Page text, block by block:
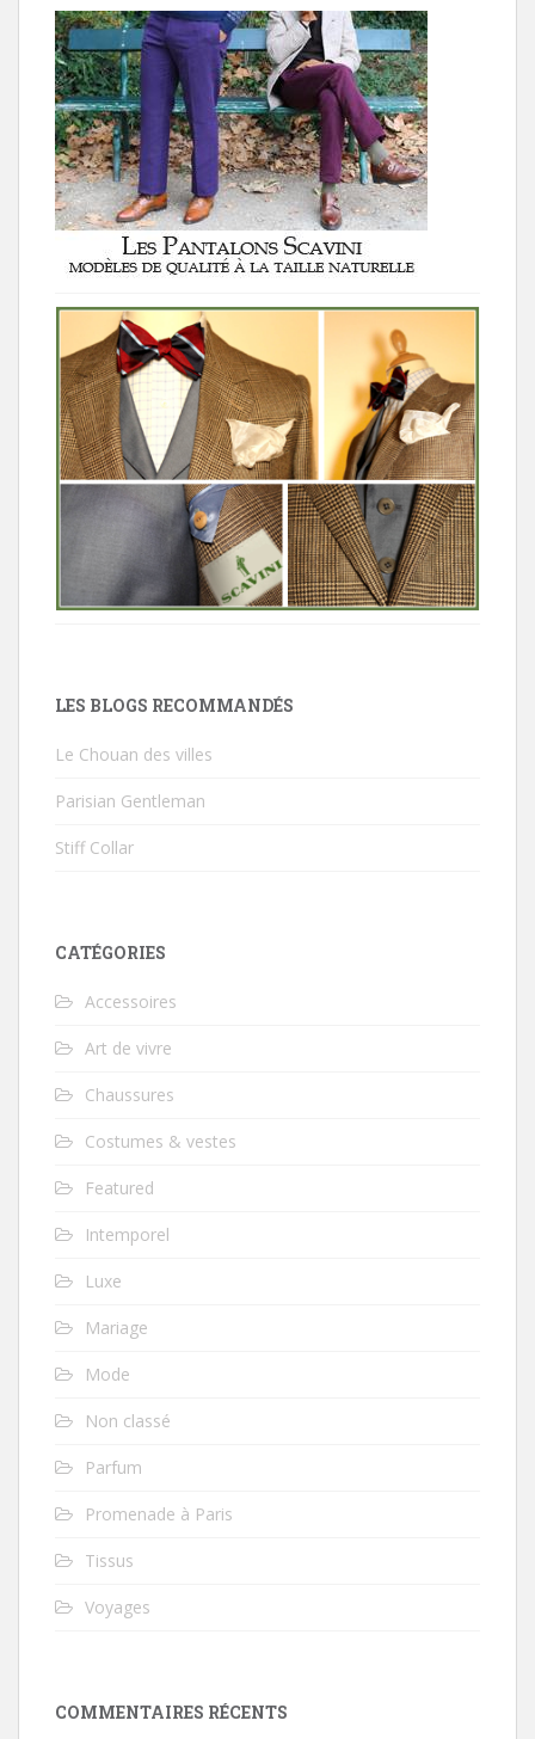
LES BLOGS RECOMMANDÉS
Le Chouan des villes
Parisian Gentleman
Stiff Collar
CATÉGORIES
Accessoires
Art de vivre
Chaussures
Costumes & vestes
Featured
Intemporel
Luxe
Mariage
Mode
Non classé
Parfum
Promenade à Paris
Tissus
Voyages
COMMENTAIRES RÉCENTS